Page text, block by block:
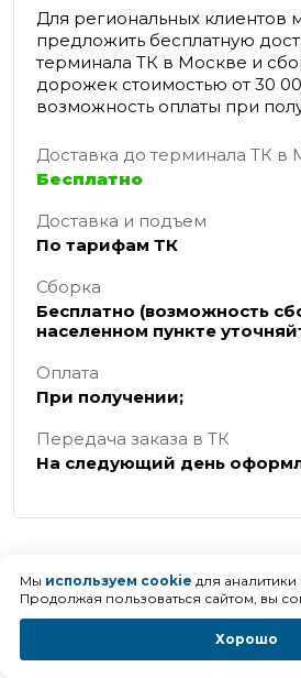
Для региональных клиентов
предложить бесплатную
терминала ТК в Москве и
дорожек стоимостью от 30
возможность оплаты при
Доставка до терминала ТК в
Бесплатно
Доставка и подъем
По тарифам ТК
Сборка
Бесплатно (возможность
населенном пункте
Оплата
При получении;
Передача заказа в ТК
На следующий день
Калькуляторы
транспортных
Мы используем cookie для
Продолжая пользоваться сайтом, вы
Хорошо